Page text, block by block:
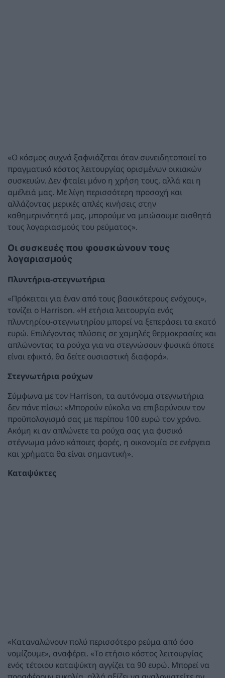
«Ο κόσμος συχνά ξαφνιάζεται όταν συνειδητοποιεί το
πραγματικό κόστος λειτουργίας ορισμένων οικιακών
συσκευών. Δεν φταίει μόνο η χρήση τους, αλλά και η
αμέλειά μας. Με λίγη περισσότερη προσοχή και
αλλάζοντας μερικές απλές κινήσεις στην
καθημερινότητά μας, μπορούμε να μειώσουμε αισθητά
τους λογαριασμούς του ρεύματος».
Οι συσκευές που φουσκώνουν τους
λογαριασμούς
Πλυντήρια-στεγνωτήρια
«Πρόκειται για έναν από τους βασικότερους ενόχους»,
τονίζει ο Harrison. «Η ετήσια λειτουργία ενός
πλυντηρίου-στεγνωτηρίου μπορεί να ξεπεράσει τα εκατό
ευρώ. Επιλέγοντας πλύσεις σε χαμηλές θερμοκρασίες και
απλώνοντας τα ρούχα για να στεγνώσουν φυσικά όποτε
είναι εφικτό, θα δείτε ουσιαστική διαφορά».
Στεγνωτήρια ρούχων
Σύμφωνα με τον Harrison, τα αυτόνομα στεγνωτήρια
δεν πάνε πίσω: «Μπορούν εύκολα να επιβαρύνουν τον
προϋπολογισμό σας με περίπου 100 ευρώ τον χρόνο.
Ακόμη κι αν απλώνετε τα ρούχα σας για φυσικό
στέγνωμα μόνο κάποιες φορές, η οικονομία σε ενέργεια
και χρήματα θα είναι σημαντική».
Καταψύκτες
«Καταναλώνουν πολύ περισσότερο ρεύμα από όσο
νομίζουμε», αναφέρει. «Το ετήσιο κόστος λειτουργίας
ενός τέτοιου καταψύκτη αγγίζει τα 90 ευρώ. Μπορεί να